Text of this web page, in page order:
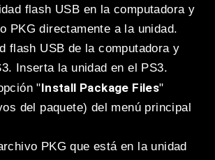
flash USB en la computadora y
PKG directamente a la unidad.
flash USB de la computadora y
Inserta la unidad en el PS3.
"Install Package Files"
del paquete) del menú principal
PKG que está en la unidad